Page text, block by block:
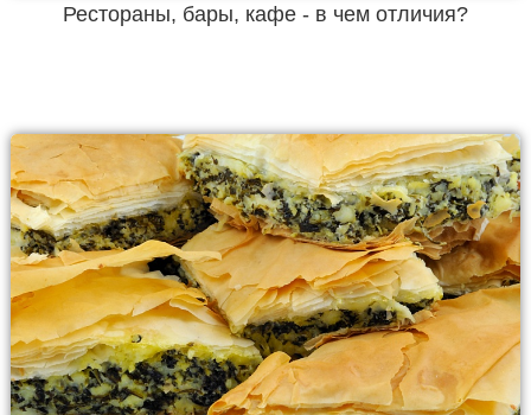
Рестораны, бары, кафе - в чем отличия?